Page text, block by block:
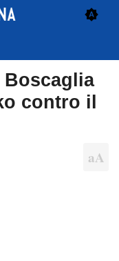
Boscaglia
contro il